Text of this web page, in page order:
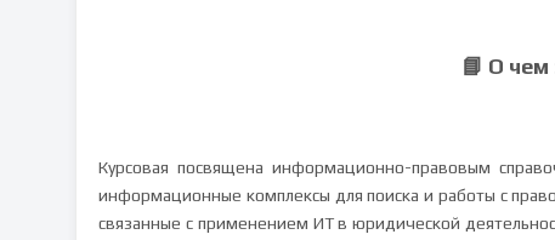
📘 О чем
Курсовая посвящена информационно-правовым
информационные комплексы для поиска и работы с
связанные с применением ИТ в юридической